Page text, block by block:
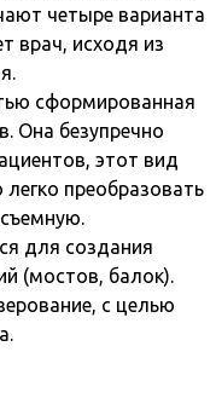
четыре варианта
врач, исходя из
сформированная
Она безупречно
этот вид
преобразовать
для создания
(мостов, балок).
с целью